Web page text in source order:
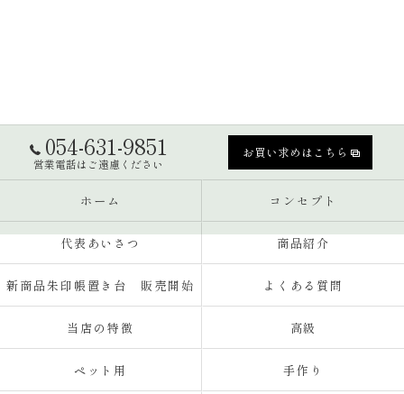
054-631-9851
営業電話はご遠慮ください
お買い求めはこちら
ホーム コンセプト
代表あいさつ 商品紹介
新商品朱印帳置き台 販売開始 よくある質問
当店の特徴 高級
ペット用 手作り